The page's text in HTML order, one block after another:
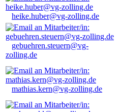
heike.huber@vg-zolling.de
gebuehren.steuern@vg-
zolling.de
mathias.kern@vg-zolling.de